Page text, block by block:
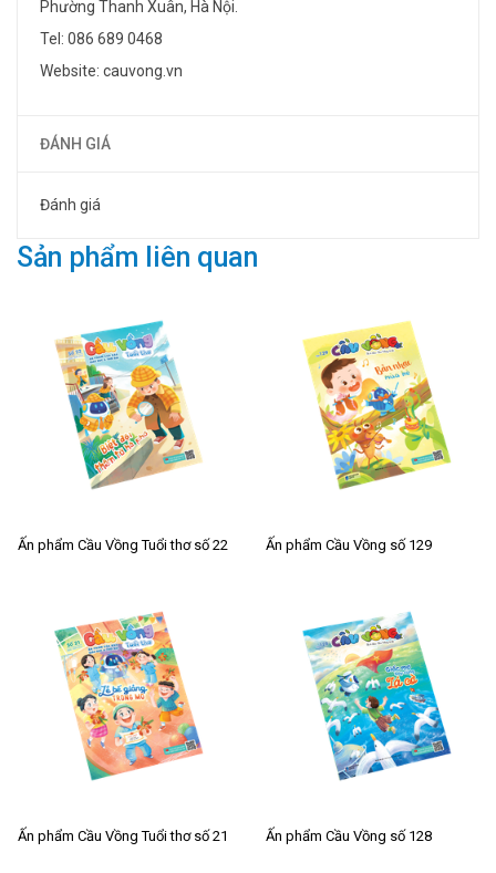
Phường Thanh Xuân, Hà Nội.
Tel: 086 689 0468
Website: cauvong.vn
ĐÁNH GIÁ
Đánh giá
Sản phẩm liên quan
Ấn phẩm Cầu Vồng Tuổi thơ số 22 Ấn phẩm Cầu Vồng số 129
Ấn phẩm Cầu Vồng Tuổi thơ số 21 Ấn phẩm Cầu Vồng số 128